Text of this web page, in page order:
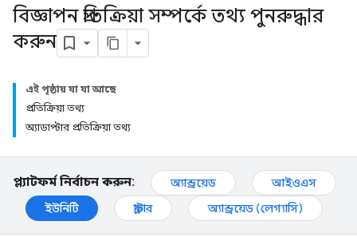
বিজ্ঞাপন প্রতিক্রিয়া সম্পর্কে তথ্য পুনরুদ্ধার
করুন
এই পৃষ্ঠায় যা যা আছে
প্রতিক্রিয়া তথ্য
অ্যাডাপ্টার প্রতিক্রিয়া তথ্য
প্ল্যাটফর্ম নির্বাচন করুন: অ্যান্ড্রয়েড
আইওএস
ইউনিটি
ফ্লাটার অ্যান্ড্রয়েড (লেগ্যাসি)